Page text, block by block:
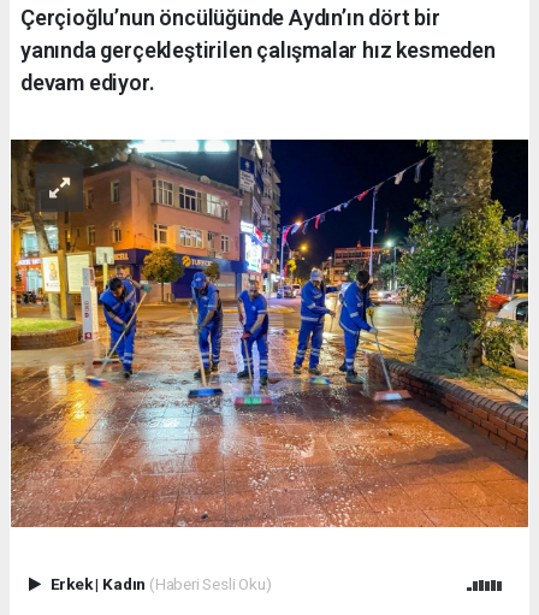
Çerçioğlu’nun öncülüğünde Aydın’ın dört bir
yanında gerçekleştirilen çalışmalar hız kesmeden
devam ediyor.
Erkek| Kadın (Haberi Sesli Oku)